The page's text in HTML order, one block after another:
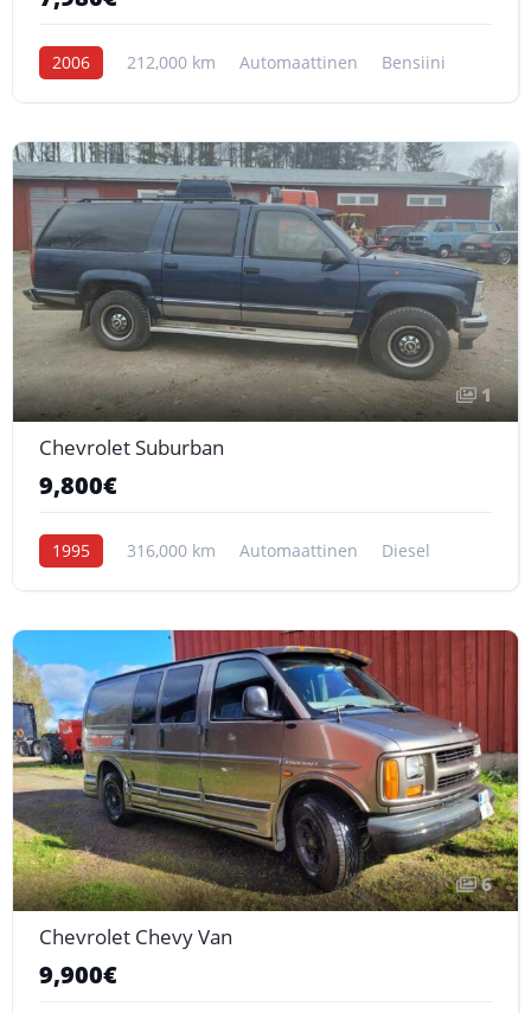
2006 212,000 km Automaattinen Bensiini
1
Chevrolet Suburban
9,800€
1995 316,000 km Automaattinen Diesel
6
Chevrolet Chevy Van
9,900€